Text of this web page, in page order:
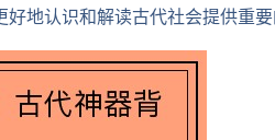
地认识和解读古代社会提供重要